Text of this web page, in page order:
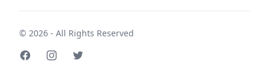
© 2026 - All Rights Reserved